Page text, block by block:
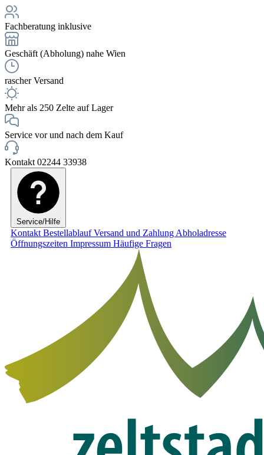
Fachberatung inklusive
Geschäft (Abholung) nahe Wien
rascher Versand
Mehr als 250 Zelte auf Lager
Service vor und nach dem Kauf
Kontakt 02244 33938
Service/Hilfe
Kontakt BestellablaufVersand und Zahlung Abholadresse
Öffnungszeiten Impressum Häufige Fragen